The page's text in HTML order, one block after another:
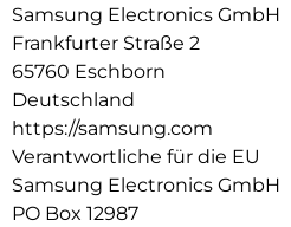
Samsung Electronics GmbH
Frankfurter Straße 2
65760 Eschborn
Deutschland
https://samsung.com
Verantwortliche für die EU
Samsung Electronics GmbH
PO Box 12987